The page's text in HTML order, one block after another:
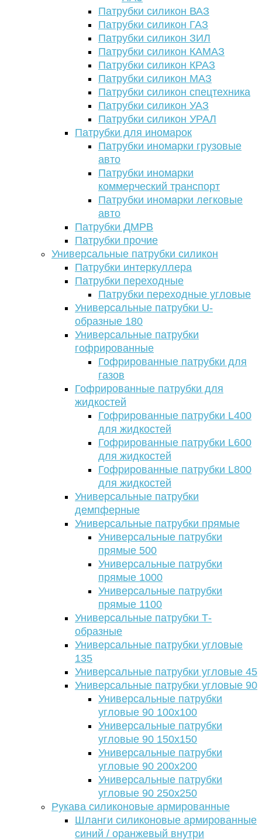
Патрубки силикон ВАЗ
Патрубки силикон ГАЗ
Патрубки силикон ЗИЛ
Патрубки силикон КАМАЗ
Патрубки силикон КРАЗ
Патрубки силикон МАЗ
Патрубки силикон спецтехника
Патрубки силикон УАЗ
Патрубки силикон УРАЛ
Патрубки для иномарок
Патрубки иномарки грузовые
авто
Патрубки иномарки
коммерческий транспорт
Патрубки иномарки легковые
авто
Патрубки ДМРВ
Патрубки прочие
Универсальные патрубки силикон
Патрубки интеркуллера
Патрубки переходные
Патрубки переходные угловые
Универсальные патрубки U-
образные 180
Универсальные патрубки
гофрированные
Гофрированные патрубки для
газов
Гофрированные патрубки для
жидкостей
Гофрированные патрубки L400
для жидкостей
Гофрированные патрубки L600
для жидкостей
Гофрированные патрубки L800
для жидкостей
Универсальные патрубки
демпферные
Универсальные патрубки прямые
Универсальные патрубки
прямые 500
Универсальные патрубки
прямые 1000
Универсальные патрубки
прямые 1100
Универсальные патрубки Т-
образные
Универсальные патрубки угловые
135
Универсальные патрубки угловые 45
Универсальные патрубки угловые 90
Универсальные патрубки
угловые 90 100х100
Универсальные патрубки
угловые 90 150х150
Универсальные патрубки
угловые 90 200х200
Универсальные патрубки
угловые 90 250х250
Рукава силиконовые армированные
Шланги силиконовые армированные
синий / оранжевый внутри